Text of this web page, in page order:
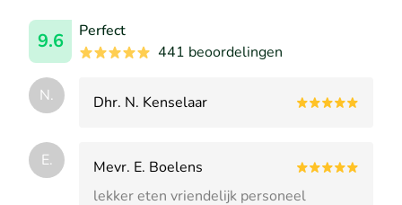
9.6
Perfect
441 beoordelingen
N. Dhr. N. Kenselaar
E.
Mevr. E. Boelens
lekker eten vriendelijk personeel